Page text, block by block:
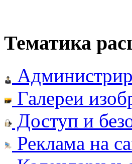
Тематика
Галереи
Доступ и
Реклама на